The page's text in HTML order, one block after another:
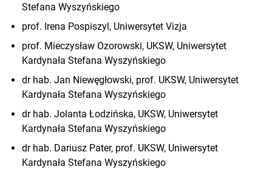
Stefana Wyszyńskiego
prof. Irena Pospiszyl, Uniwersytet Vizja
prof. Mieczysław Ozorowski, UKSW, Uniwersytet
Kardynała Stefana Wyszyńskiego
dr hab. Jan Niewęgłowski, prof. UKSW, Uniwersytet
Kardynała Stefana Wyszyńskiego
dr hab. Jolanta Łodzińska, UKSW, Uniwersytet
Kardynała Stefana Wyszyńskiego
dr hab. Dariusz Pater, prof. UKSW, Uniwersytet
Kardynała Stefana Wyszyńskiego